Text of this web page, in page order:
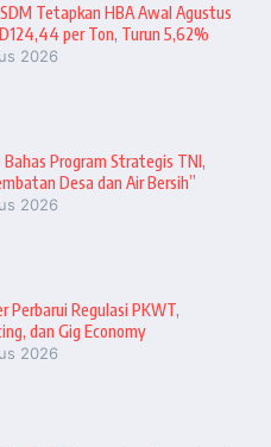
Tetapkan HBA Awal Agustus
per Ton, Turun 5,62%
2026
Bahas Program Strategis TNI,
Desa dan Air Bersih”
2026
Perbarui Regulasi PKWT,
dan Gig Economy
2026